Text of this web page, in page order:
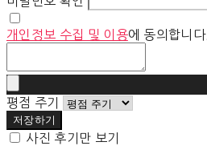
개인정보 수집 및 이용에 동의합니다.
평점 주기
저장하기
사진 후기만 보기